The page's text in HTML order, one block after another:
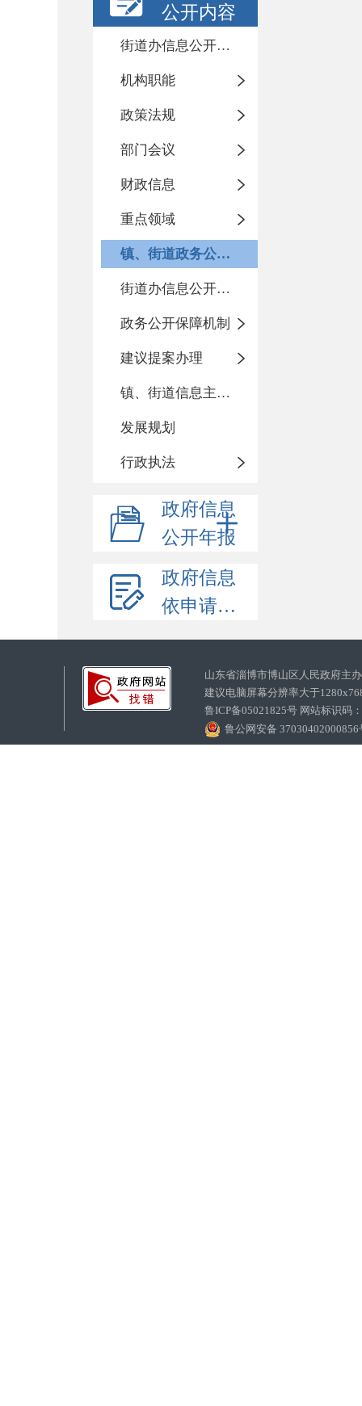
公开内容
街道办信息公开年度报告
机构职能
政策法规
部门会议
财政信息
重点领域
镇、街道政务公开标准化目录
街道办信息公开指南
政务公开保障机制
建议提案办理
镇、街道信息主动公开基本目录
发展规划
行政执法
政府信息
公开年报
政府信息
依申请公开
山东省淄博市博山区人民政府
建议电脑屏幕分辨率大于
鲁ICP备05021825号 网站标识码
鲁公网安备 37030402000856